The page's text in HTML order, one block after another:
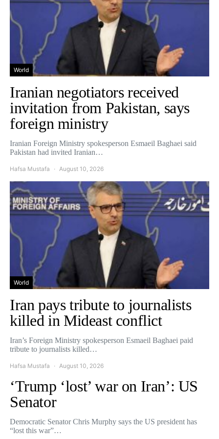
World
Iranian negotiators received
invitation from Pakistan, says
foreign ministry
Iranian Foreign Ministry spokesperson Esmaeil Baghaei said
Pakistan had invited Iranian…
Hafsa Mustafa August 10, 2026
World
Iran pays tribute to journalists
killed in Mideast conflict
Iran’s Foreign Ministry spokesperson Esmaeil Baghaei paid
tribute to journalists killed…
Hafsa Mustafa August 10, 2026
‘Trump ‘lost’ war on Iran’: US
Senator
Democratic Senator Chris Murphy says the US president has
“lost this war”…